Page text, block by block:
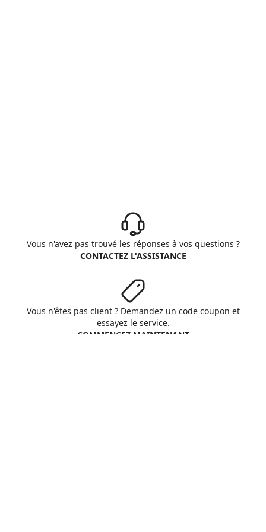
Vous n'avez pas trouvé les réponses à vos questions ?
CONTACTEZ L'ASSISTANCE
Vous n'êtes pas client ? Demandez un code coupon et
essayez le service.
COMMENCEZ MAINTENANT